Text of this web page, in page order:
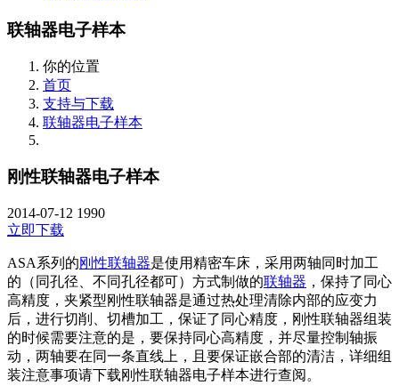
联轴器电子样本
你的位置
首页
支持与下载
联轴器电子样本
刚性联轴器电子样本
2014-07-12 1990
立即下载
ASA系列的刚性联轴器是使用精密车床，采用两轴同时加工
的（同孔径、不同孔径都可）方式制做的联轴器 ，保持了同心
高精度，夹紧型刚性联轴器是通过热处理清除内部的应变力
后，进行切削、切槽加工，保证了同心精度，刚性联轴器组装
的时候需要注意的是，要保持同心高精度，并尽量控制轴振
动，两轴要在同一条直线上，且要保证嵌合部的清洁，详细组
装注意事项请下载刚性联轴器电子样本进行查阅。